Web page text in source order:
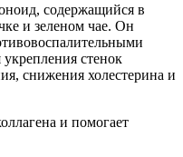
содержащийся в
и зеленом чае. Он
стенок
снижения холестерина и
и помогает